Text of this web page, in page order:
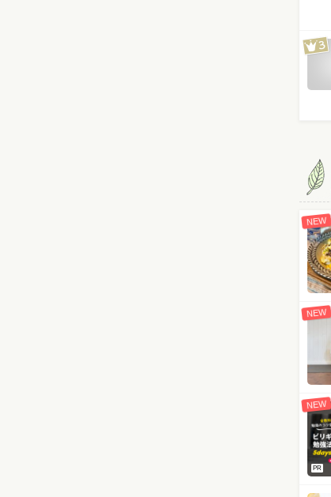
NEW
NEW
NEW
PR